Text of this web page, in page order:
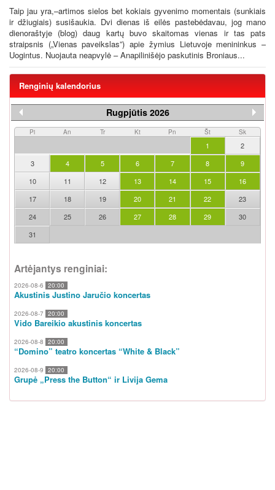
Taip jau yra,–artimos sielos bet kokiais gyvenimo momentais (sunkiais
ir džiugiais) susišaukia. Dvi dienas iš eilės pastebėdavau, jog mano
dienoraštyje (blog) daug kartų buvo skaitomas vienas ir tas pats
straipsnis („Vienas paveikslas”) apie žymius Lietuvoje menininkus –
Uogintus. Nuojauta neapvylė – Anapilinišėjo paskutinis Broniaus...
Renginių kalendorius
Rugpjūtis 2026
Pi An Tr Kt Pn Št Sk
1
2
3
4 5 6 7 8
9
10
11 12 13 14 15
16
17
18 19 20 21 22
23
24
25 26 27 28 29
30
31
Artėjantys renginiai:
2026-08-6 20:00
Akustinis Justino Jaručio koncertas
2026-08-7 20:00
Vido Bareikio akustinis koncertas
2026-08-8 20:00
“Domino” teatro koncertas “White & Black”
2026-08-9 20:00
Grupė „Press the Button“ ir Livija Gema